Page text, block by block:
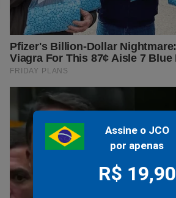
Assine o JCO
por apenas
R$ 19,90